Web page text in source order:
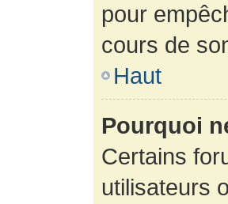
pour
cours de
Haut
Pourquoi
Certains
utilisateurs